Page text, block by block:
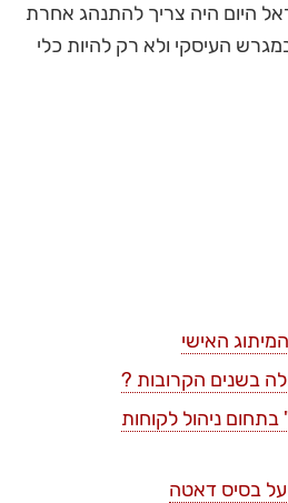
היום היה צריך להתנהג אחרת
העיסקי ולא רק להיות כלי
האישי
בשנים הקרובות ?
ניהול לקוחות
בסיס דאטה